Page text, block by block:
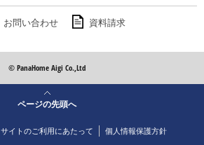
お問い合わせ 資料請求
© PanaHome Aigi Co.,Ltd
ページの先頭へ
サイトのご利用にあたって 個人情報保護方針